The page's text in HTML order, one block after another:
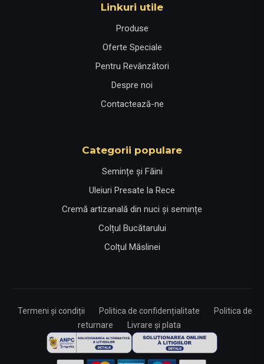
Linkuri utile
Produse
Oferte Speciale
Pentru Revânzători
Despre noi
Contactează-ne
Categorii populare
Semințe și Făini
Uleiuri Presate la Rece
Cremă artizanală din nuci și semințe
Colțul Bucătarului
Colțul Măslinei
Termeni și condiții Politica de confidențialitate
Politica de
returnare
Livrare și plata